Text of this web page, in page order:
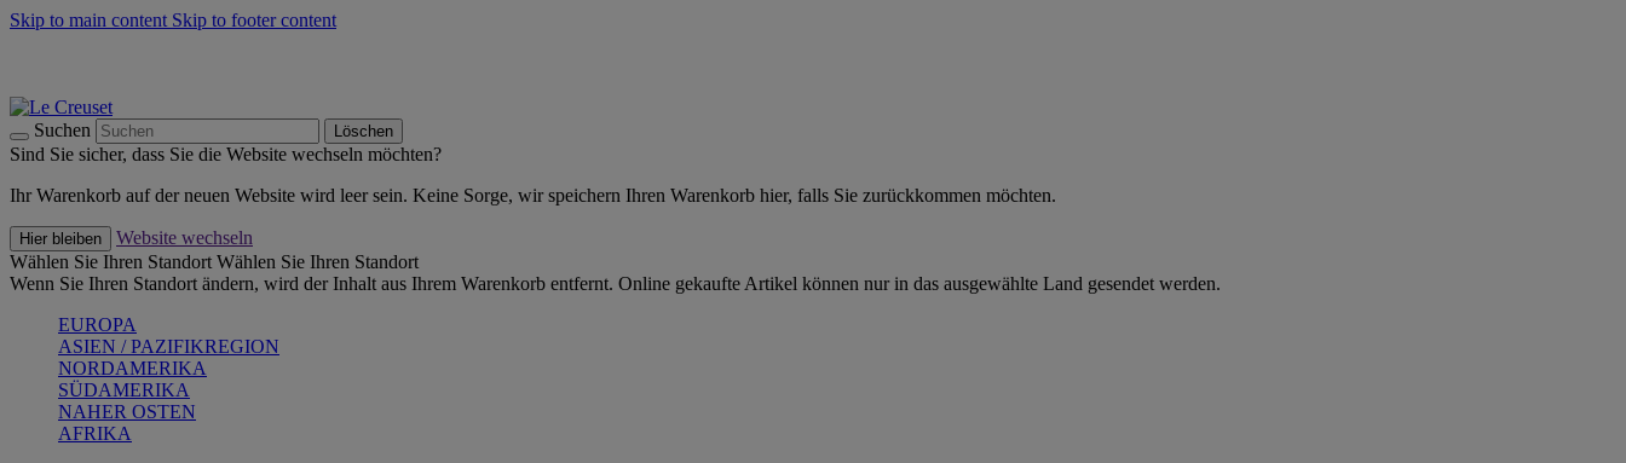
Skip to main content Skip to footer content
Suchen Löschen
Sind Sie sicher, dass Sie die Website wechseln möchten?
Ihr Warenkorb auf der neuen Website wird leer sein. Keine Sorge, wir speichern Ihren Warenkorb hier, falls Sie zurückkommen möchten.
Hier bleiben
Website wechseln
Wählen Sie Ihren Standort Wählen Sie Ihren Standort
Wenn Sie Ihren Standort ändern, wird der Inhalt aus Ihrem Warenkorb entfernt. Online gekaufte Artikel können nur in das ausgewählte Land gesendet werden.
EUROPA
ASIEN / PAZIFIKREGION
NORDAMERIKA
SÜDAMERIKA
NAHER OSTEN
AFRIKA